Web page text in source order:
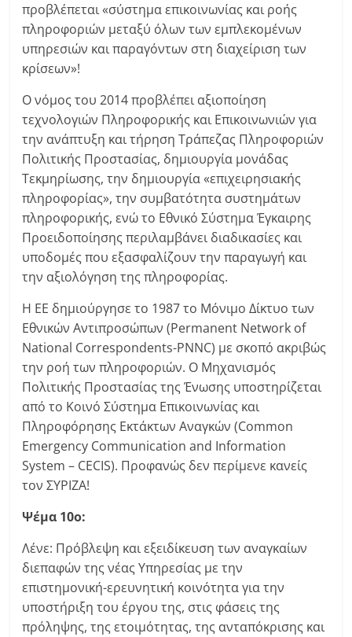
προβλέπεται «σύστημα επικοινωνίας και ροής
πληροφοριών μεταξύ όλων των εμπλεκομένων
υπηρεσιών και παραγόντων στη διαχείριση των
κρίσεων»!
Ο νόμος του 2014 προβλέπει αξιοποίηση
τεχνολογιών Πληροφορικής και Επικοινωνιών για
την ανάπτυξη και τήρηση Τράπεζας Πληροφοριών
Πολιτικής Προστασίας, δημιουργία μονάδας
Τεκμηρίωσης, την δημιουργία «επιχειρησιακής
πληροφορίας», την συμβατότητα συστημάτων
πληροφορικής, ενώ το Εθνικό Σύστημα Έγκαιρης
Προειδοποίησης περιλαμβάνει διαδικασίες και
υποδομές που εξασφαλίζουν την παραγωγή και
την αξιολόγηση της πληροφορίας.
Η ΕΕ δημιούργησε το 1987 το Μόνιμο Δίκτυο των
Εθνικών Αντιπροσώπων (Permanent Network of
National Correspondents-PNNC) με σκοπό ακριβώς
την ροή των πληροφοριών. Ο Μηχανισμός
Πολιτικής Προστασίας της Ένωσης υποστηρίζεται
από το Κοινό Σύστημα Επικοινωνίας και
Πληροφόρησης Εκτάκτων Αναγκών (Common
Emergency Communication and Information
System – CECIS). Προφανώς δεν περίμενε κανείς
τον ΣΥΡΙΖΑ!
Ψέμα 10ο:
Λένε: Πρόβλεψη και εξειδίκευση των αναγκαίων
διεπαφών της νέας Υπηρεσίας με την
επιστημονική-ερευνητική κοινότητα για την
υποστήριξη του έργου της, στις φάσεις της
πρόληψης, της ετοιμότητας, της ανταπόκρισης και